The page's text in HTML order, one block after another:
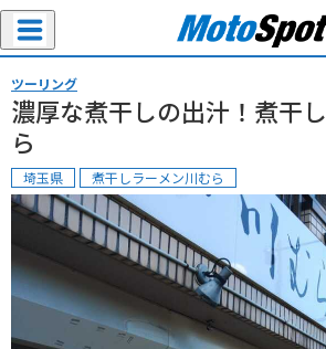
ツーリング
濃厚な煮干しの出汁！煮干
ら
埼玉県 煮干しラーメン川むら